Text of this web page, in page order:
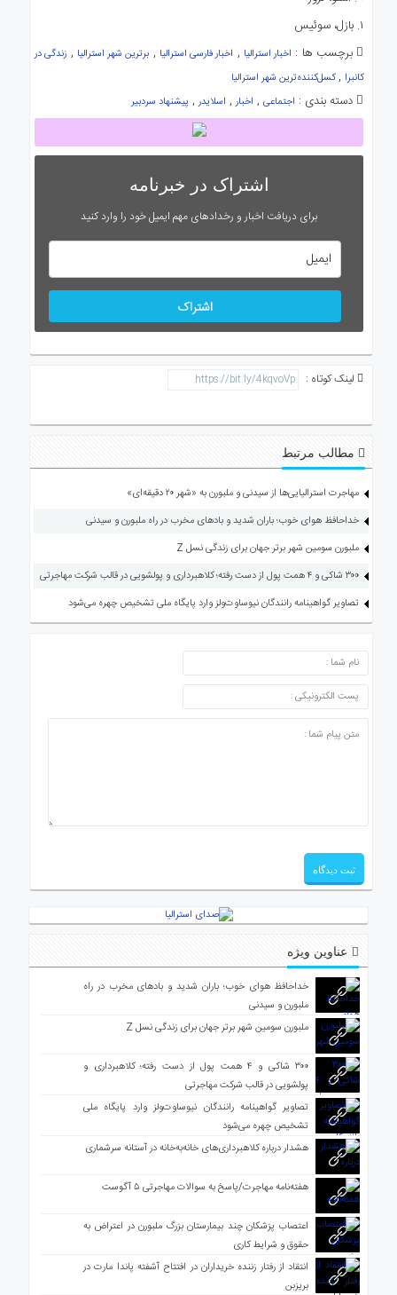
۱. بازل، سوئیس
برچسب ها : اخبار استرالیا , اخبار فارسی استرالیا , برترین شهر استرالیا , زندگی در
کانبرا ,کسل‌کننده‌ترین شهر استرالیا
دسته بندی : اجتماعی, اخبار, اسلایدر, پیشنهاد سردبیر
اشتراک در خبرنامه
برای دریافت اخبار و رخدادهای مهم ایمیل خود را وارد کنید
اشتراک
لینک کوتاه :
مطالب مرتبط
مهاجرت استرالیایی‌ها از سیدنی و ملبورن به «شهر ۲۰ دقیقه‌ای»
خداحافظ هوای خوب؛ باران شدید و بادهای مخرب در راه ملبورن و سیدنی
ملبورن سومین شهر برتر جهان برای زندگی نسل Z
۳۰۰ شاکی و ۴ همت پول از دست رفته؛ کلاهبرداری و پولشویی در قالب شرکت مهاجرتی
تصاویر گواهینامه رانندگان نیوساوت‌ولز وارد پایگاه ملی تشخیص چهره می‌شود
ارسال دیدگاه
عناوین ویژه
خداحافظ هوای خوب؛ باران شدید و بادهای مخرب در راه
ملبورن و سیدنی
ملبورن سومین شهر برتر جهان برای زندگی نسل Z
۳۰۰ شاکی و ۴ همت پول از دست رفته؛ کلاهبرداری و
پولشویی در قالب شرکت مهاجرتی
تصاویر گواهینامه رانندگان نیوساوت‌ولز وارد پایگاه ملی
تشخیص چهره می‌شود
هشدار درباره کلاهبرداری‌های خانه‌به‌خانه در آستانه سرشماری
هفته‌نامه مهاجرت/پاسخ به سوالات مهاجرتی ۵ آگوست
اعتصاب پزشکان چند بیمارستان بزرگ ملبورن در اعتراض به
حقوق و شرایط کاری
انتقاد از رفتار زننده خریداران در افتتاح آشفته پاندا مارت در
بریزبن